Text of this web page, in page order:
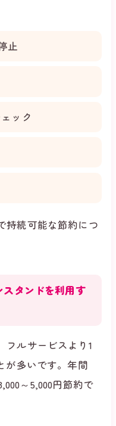
止
ック
持続可能な節約につ
タンドを利用す
フルサービスより1
が多いです。年間
～5,000円節約で